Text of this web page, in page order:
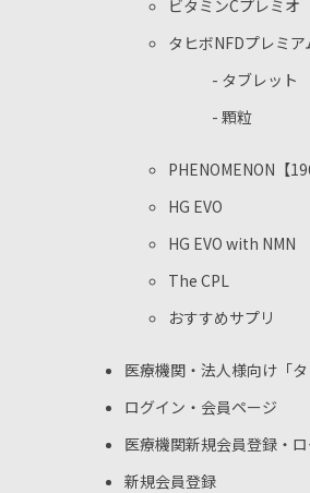
ビタミンCプレミオ
タヒボNFDプレミア
- タブレット
- 顆粒
PHENOMENON【
HG EVO
HG EVO with NMN
The CPL
おすすめサプリ
医療機関・法人様向け 「
ログイン・会員ページ
医療機関新規会員登録・
新規会員登録